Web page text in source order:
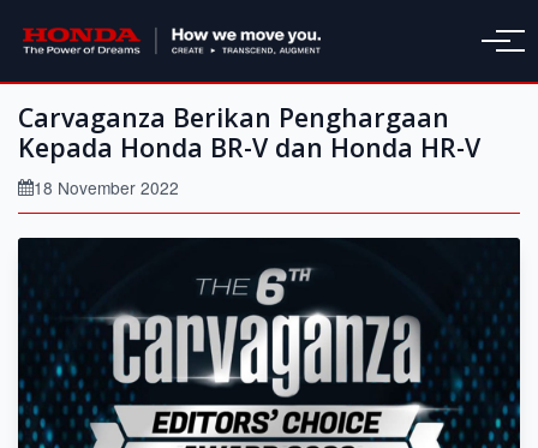
Carvaganza Berikan Penghargaan
Kepada Honda BR-V dan Honda HR-V
18 November 2022